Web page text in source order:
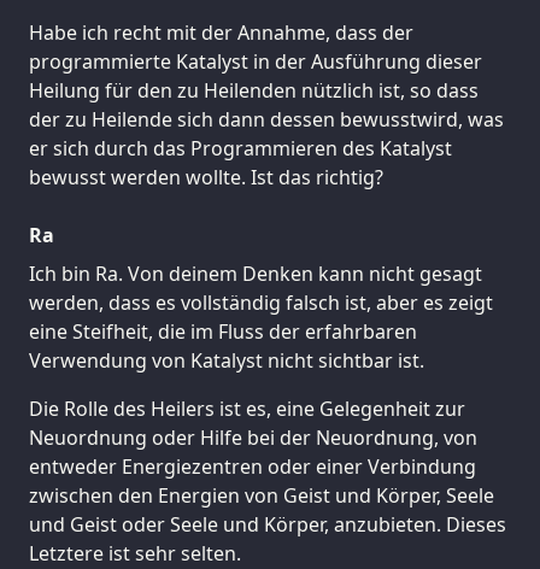
Habe ich recht mit der Annahme, dass der
programmierte Katalyst in der Ausführung dieser
Heilung für den zu Heilenden nützlich ist, so dass
der zu Heilende sich dann dessen bewusstwird, was
er sich durch das Programmieren des Katalyst
bewusst werden wollte. Ist das richtig?
Ra
Ich bin Ra. Von deinem Denken kann nicht gesagt
werden, dass es vollständig falsch ist, aber es zeigt
eine Steifheit, die im Fluss der erfahrbaren
Verwendung von Katalyst nicht sichtbar ist.
Die Rolle des Heilers ist es, eine Gelegenheit zur
Neuordnung oder Hilfe bei der Neuordnung, von
entweder Energiezentren oder einer Verbindung
zwischen den Energien von Geist und Körper, Seele
und Geist oder Seele und Körper, anzubieten. Dieses
Letztere ist sehr selten.